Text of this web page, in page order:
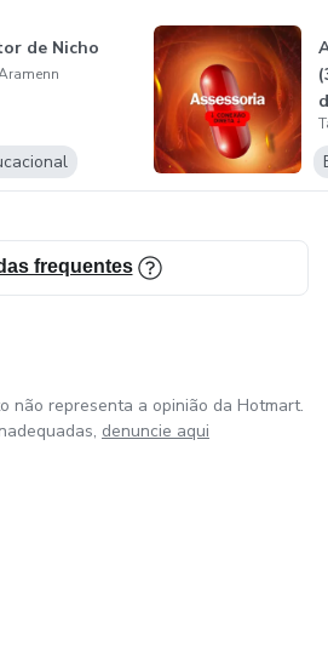
de Nicho
frequentes
não representa a opinião da Hotmart.
denuncie aqui